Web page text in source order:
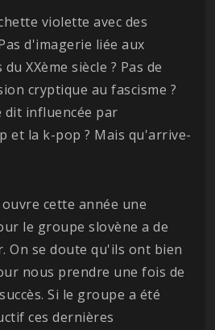
violette avec des
d'imagerie liée aux
XXème siècle ? Pas de
cryptique au fascisme ?
dit influencée par
et la k-pop ? Mais qu'arrive-
cette année une
le groupe slovène a de
On se doute qu'ils ont bien
nous prendre une fois de
Si le groupe a été
ces dernières